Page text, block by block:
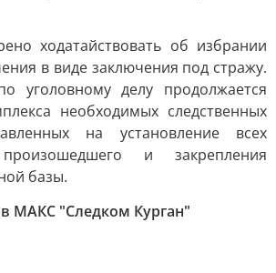
ходатайствовать об избрании
в виде заключения под стражу.
уголовному делу продолжается
необходимых следственных
на установление всех
произошедшего и закрепления
базы.
МАКС "Следком Курган"